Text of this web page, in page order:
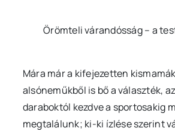
Örömteli várandósság – a
Mára már a kifejezetten
alsóneműkből is bő a választék,
daraboktól kezdve a sportosakig
megtalálunk; ki-ki ízlése szerint